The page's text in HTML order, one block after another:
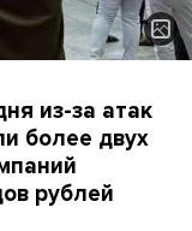
из-за атак
более двух
рублей